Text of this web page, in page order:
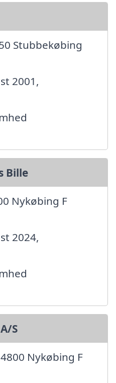
Stubbekøbing
2001,
Bille
Nykøbing F
2024,
S
Nykøbing F